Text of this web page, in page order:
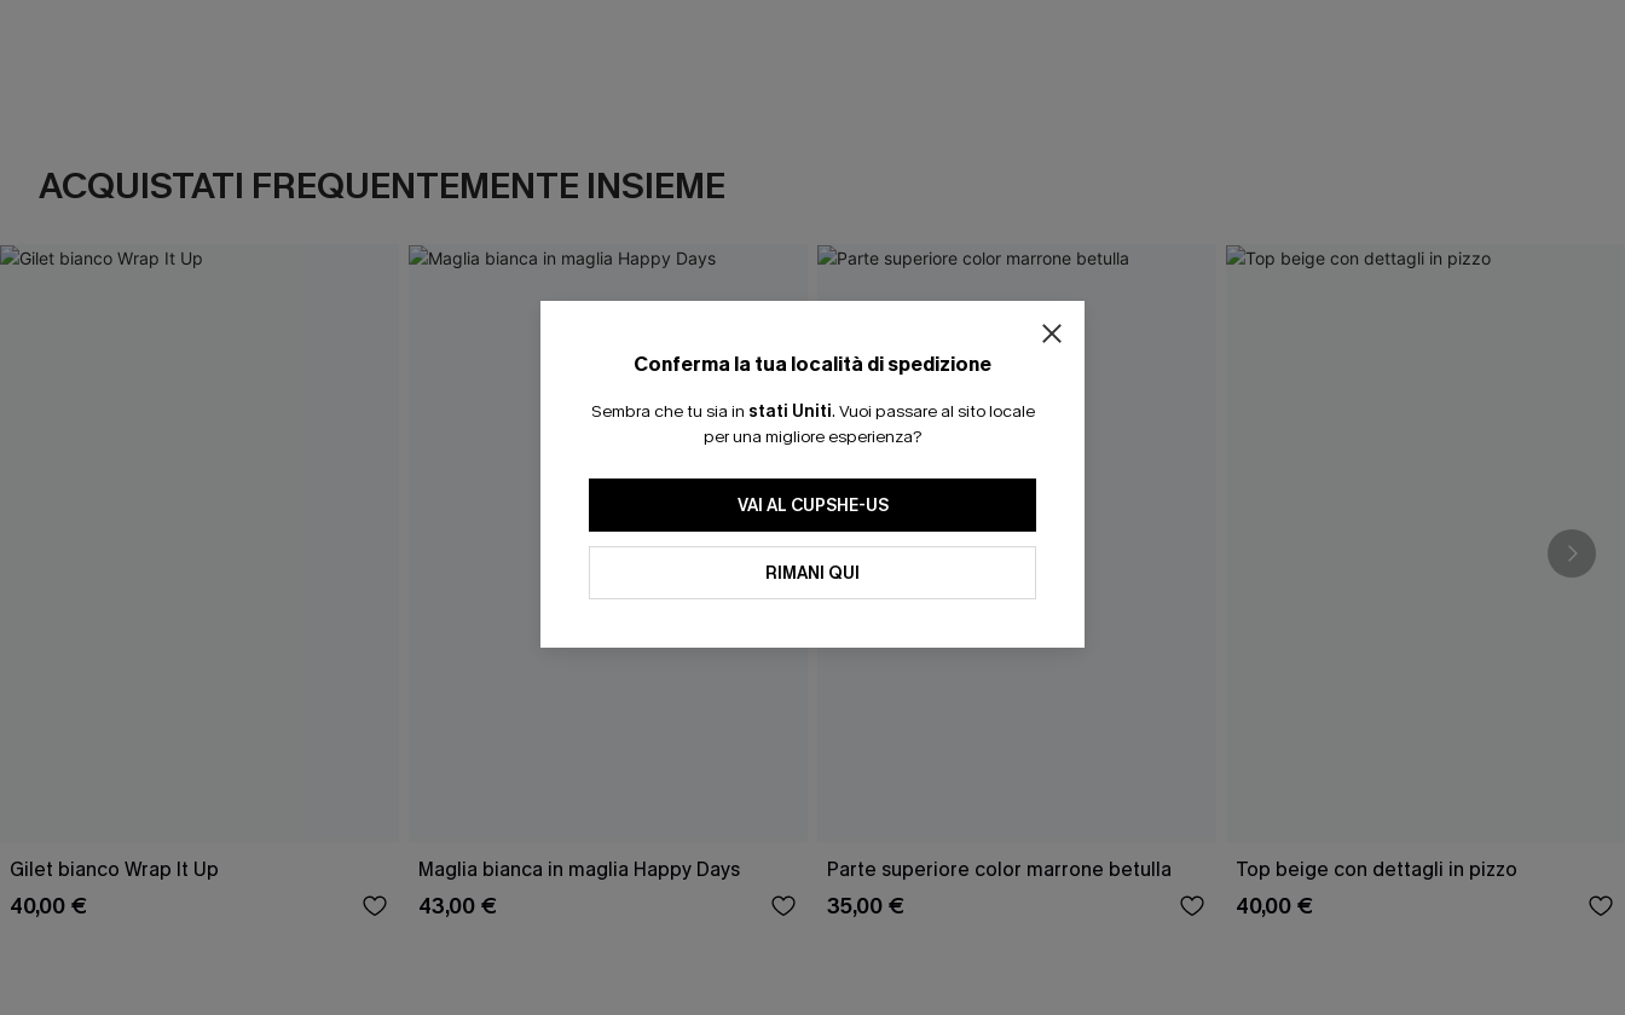
ACQUISTATI FREQUENTEMENTE INSIEME
Gilet bianco Wrap It Up
40,00 €
Maglia bianca in maglia Happy Days
43,00 €
Parte superiore color marrone betulla
35,00 €
Top beige con dettagli in pizzo
40,00 €
Conferma la tua località di spedizione
Sembra che tu sia in stati Uniti. Vuoi passare al sito locale
per una migliore esperienza?
VAI AL CUPSHE-US
RIMANI QUI